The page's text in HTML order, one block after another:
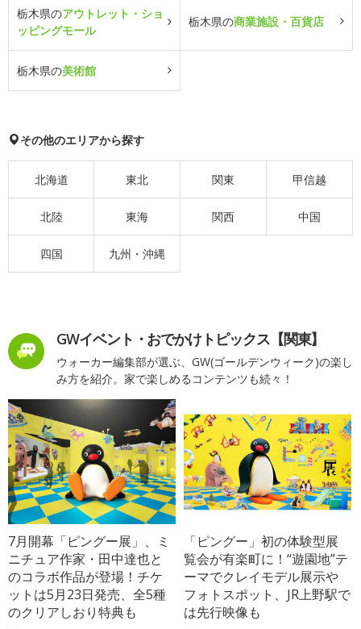
栃木県のアウトレット・ショ
ッピングモール
栃木県の商業施設・百貨店
栃木県の美術館
その他のエリアから探す
北海道 東北 関東 甲信越
北陸 東海 関西 中国
四国 九州・沖縄
GWイベント・おでかけトピックス【関東】
ウォーカー編集部が選ぶ、GW(ゴールデンウィーク)の楽し
み方を紹介。家で楽しめるコンテンツも続々！
7月開幕「ピングー展」、ミ
ニチュア作家・田中達也と
のコラボ作品が登場！チケ
ットは5月23日発売、全5種
のクリアしおり特典も
「ピングー」初の体験型展
覧会が有楽町に！“遊園地”テ
ーマでクレイモデル展示や
フォトスポット、JR上野駅で
は先行映像も